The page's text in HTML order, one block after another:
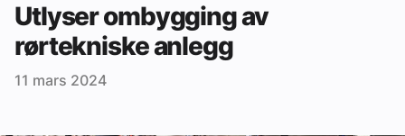
Ventilasjon
Varme og energi
Utlyser ombygging av
rørtekniske anlegg
11 mars 2024